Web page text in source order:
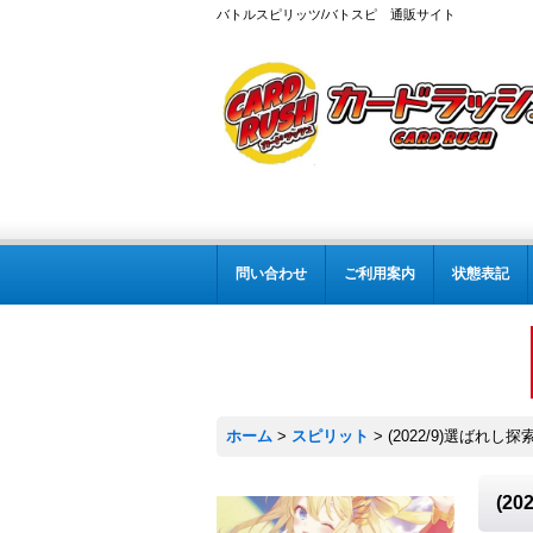
バトルスピリッツ/バトスピ 通販サイト
問い合わせ ご利用案内 状態表記
ホーム > スピリット > (2022/9)選ばれし探